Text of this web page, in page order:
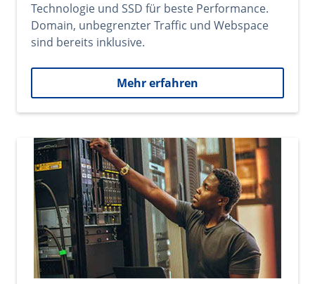
Technologie und SSD für beste Performance.
Domain, unbegrenzter Traffic und Webspace
sind bereits inklusive.
Mehr erfahren